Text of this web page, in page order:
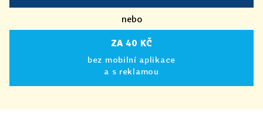
nebo
ZA 40 KČ
bez mobilní aplikace
a s reklamou